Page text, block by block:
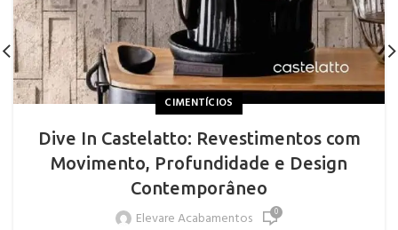
CIMENTÍCIOS
Dive In Castelatto: Revestimentos com
Movimento, Profundidade e Design
Contemporâneo
Elevare Acabamentos
0